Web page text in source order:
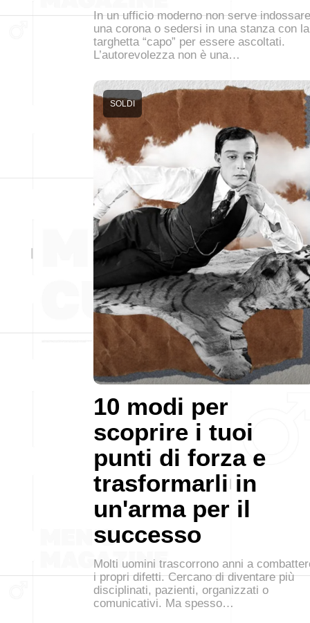
In un ufficio moderno non serve indossare
una corona o sedersi in una stanza con la
targhetta “capo” per essere ascoltati.
L’autorevolezza non è una…
10 modi per
scoprire i tuoi
punti di forza e
trasformarli in
un'arma per il
successo
SOLDI
Molti uomini trascorrono anni a
i propri difetti. Cercano di diventare più
disciplinati, pazienti, organizzati o
comunicativi. Ma spesso…